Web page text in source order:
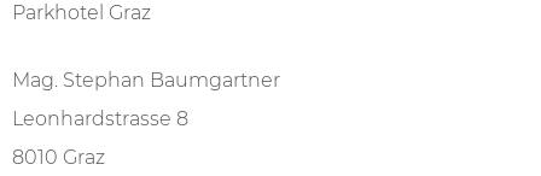
Parkhotel Graz
Mag. Stephan Baumgartner
Leonhardstrasse 8
8010 Graz